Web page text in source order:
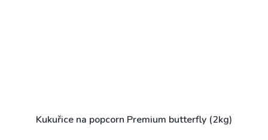
Kukuřice na popcorn Premium butterfly (2kg)